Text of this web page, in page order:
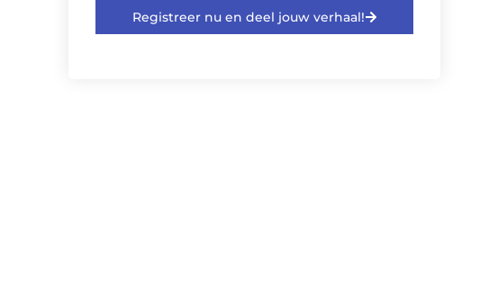
Registreer nu en deel jouw verhaal!